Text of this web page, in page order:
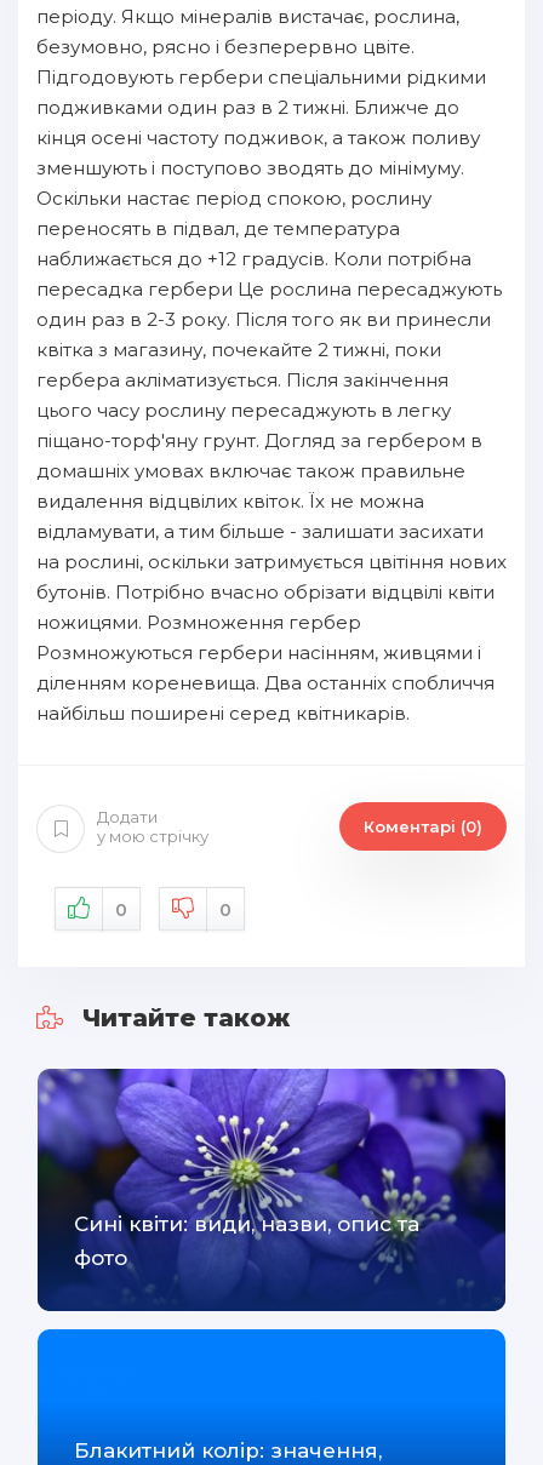
періоду. Якщо мінералів вистачає, рослина,
безумовно, рясно і безперервно цвіте.
Підгодовують гербери спеціальними рідкими
подживками один раз в 2 тижні. Ближче до
кінця осені частоту подживок, а також поливу
зменшують і поступово зводять до мінімуму.
Оскільки настає період спокою, рослину
переносять в підвал, де температура
наближається до +12 градусів. Коли потрібна
пересадка гербери Це рослина пересаджують
один раз в 2-3 року. Після того як ви принесли
квітка з магазину, почекайте 2 тижні, поки
гербера акліматизується. Після закінчення
цього часу рослину пересаджують в легку
піщано-торф'яну грунт. Догляд за гербером в
домашніх умовах включає також правильне
видалення відцвілих квіток. Їх не можна
відламувати, а тим більше - залишати засихати
на рослині, оскільки затримується цвітіння нових
бутонів. Потрібно вчасно обрізати відцвілі квіти
ножицями. Розмноження гербер
Розмножуються гербери насінням, живцями і
діленням кореневища. Два останніх спобличчя
найбільш поширені серед квітникарів.
Додати
у мою стрічку
Коментарі (0)
0 0
Читайте також
Сині квіти: види, назви, опис та
фото
Блакитний колір: значення,